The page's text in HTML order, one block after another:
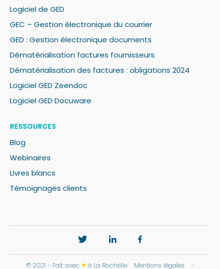
Logiciel de GED
GEC – Gestion électronique du courrier
GED : Gestion électronique documents
Dématérialisation factures fournisseurs
Dématérialisation des factures : obligations 2024
Logiciel GED Zeendoc
Logiciel GED Docuware
RESSOURCES
Blog
Webinaires
Livres blancs
Témoignages clients
© 2021 - Fait avec ♥à La Rochelle Mentions légales -